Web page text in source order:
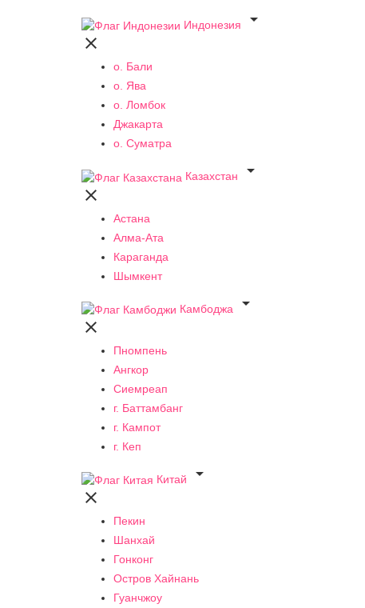
Индонезия


о. Бали
о. Ява
о. Ломбок
Джакарта
о. Суматра
Казахстан


Астана
Алма-Ата
Караганда
Шымкент
Камбоджа


Пномпень
Ангкор
Сиемреап
г. Баттамбанг
г. Кампот
г. Кеп
Китай


Пекин
Шанхай
Гонконг
Остров Хайнань
Гуанчжоу